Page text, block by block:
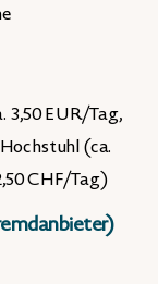
EUR/Tag,
(ca.
CHF/Tag)